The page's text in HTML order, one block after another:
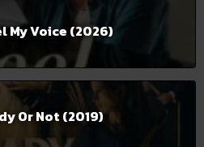
My Voice (2026)
Or Not (2019)